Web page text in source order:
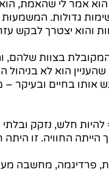
אמר לי שהאמת,
גדולות. המשמעות
והוא יצטרך לבקש
בצוות שלהם,
הוא לא
אותו בחיים
חלש, נזקק
הייתה החוויה. זו
פרדיגמה, מחשבה